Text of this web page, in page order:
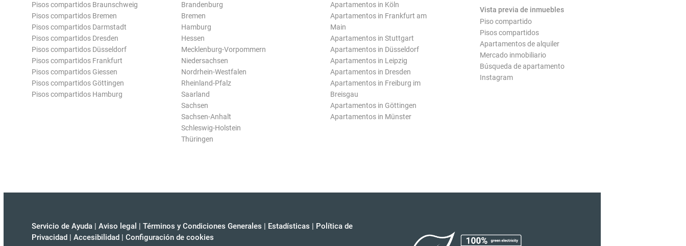
Pisos compartidos Braunschweig
Pisos compartidos Bremen
Pisos compartidos Darmstadt
Pisos compartidos Dresden
Pisos compartidos Düsseldorf
Pisos compartidos Frankfurt
Pisos compartidos Giessen
Pisos compartidos Göttingen
Pisos compartidos Hamburg
Brandenburg
Bremen
Hamburg
Hessen
Mecklenburg-Vorpommern
Niedersachsen
Nordrhein-Westfalen
Rheinland-Pfalz
Saarland
Sachsen
Sachsen-Anhalt
Schleswig-Holstein
Thüringen
Apartamentos in Köln
Apartamentos in Frankfurt am
Main
Apartamentos in Stuttgart
Apartamentos in Düsseldorf
Apartamentos in Leipzig
Apartamentos in Dresden
Apartamentos in Freiburg im
Breisgau
Apartamentos in Göttingen
Apartamentos in Münster
Vista previa de inmuebles
Piso compartido
Pisos compartidos
Apartamentos de alquiler
Mercado inmobiliario
Búsqueda de apartamento
Instagram
Servicio de Ayuda | Aviso legal | Términos y Condiciones Generales | Estadísticas | Política de
Privacidad | Accesibilidad | Configuración de cookies